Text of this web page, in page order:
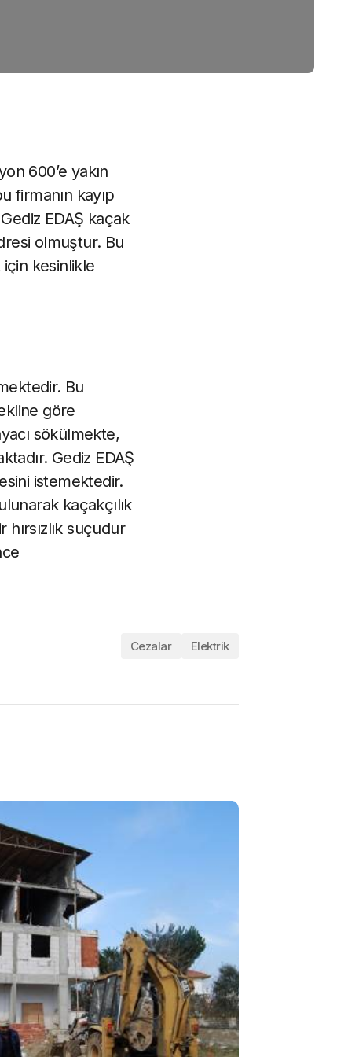
600’e yakın
firmanın kayıp
EDAŞ kaçak
olmuştur. Bu
kesinlikle
Bu
göre
sökülmekte,
Gediz EDAŞ
istemektedir.
kaçakçılık
suçudur
Cezalar Elektrik